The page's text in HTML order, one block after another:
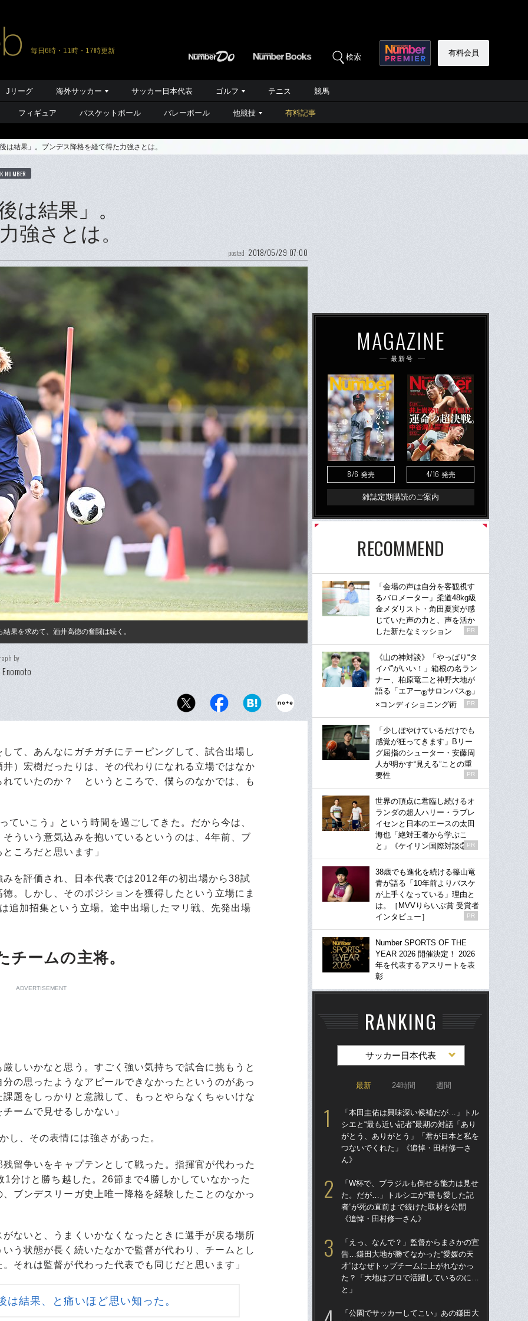
毎日6時・11時・17時更新
検索 有料会員
Jリーグ 海外サッカー サッカー日本代表 ゴルフ テニス 競馬
フィギュア バスケットボール バレーボール 他競技 有料記事
は結果」。ブンデス降格を経て得た力強さとは。
NUMBER
は結果」。
強さとは。
posted 2018/05/29 07:00
果を求めて、酒井高徳の奮闘は続く。
by
Enomoto
て、あんなにガチガチにテーピングして、試合出場し
）宏樹だったりは、その代わりになれる立場ではなか
ていたのか？ というところで、僕らのなかでは、も
いこう』という時間を過ごしてきた。だから今は、
ういう意気込みを抱いているというのは、4年前、ブ
ころだと思います」
を評価され、日本代表では2012年の初出場から38試
。しかし、そのポジションを獲得したという立場にま
追加招集という立場。途中出場したマリ戦、先発出場
チームの主将。
ADVERTISEMENT
しいかなと思う。すごく強い気持ちで試合に挑もうと
の思ったようなアピールできなかったというのがあっ
題をしっかりと意識して、もっとやらなくちゃいけな
ームで見せるしかない」
、その表情には強さがあった。
留争いをキャプテンとして戦った。指揮官が代わった
分けと勝ち越した。26節まで4勝しかしていなかった
ブンデスリーガ史上唯一降格を経験したことのなかっ
ないと、うまくいかなくなったときに選手が戻る場所
う状態が長く続いたなかで監督が代わり、チームとし
それは監督が代わった代表でも同じだと思います」
結果、と痛いほど思い知った。
MAGAZINE
最新号
8/6 発売 4/16 発売
雑誌定期購読のご案内
RECOMMEND
「会場の声は自分を客観視す
るバロメーター」柔道48kg級
金メダリスト・角田夏実が感
じていた声の力と、声を活か
した新たなミッション
PR
《山の神対談》「やっぱり“タ
イパ”がいい！」箱根の名ラン
ナー、柏原竜二と神野大地が
語る「エアー®サロンパス® 」
×コンディショニング術
PR
「少しぼやけているだけでも
感覚が狂ってきます」Bリー
グ屈指のシューター・安藤周
人が明かす“見える”ことの重
要性
PR
世界の頂点に君臨し続けるオ
ランダの超人ハリー・ラブレ
イセンと日本のエースの太田
海也「絶対王者から学ぶこ
と」《ケイリン国際対談②》
PR
38歳でも進化を続ける篠山竜
青が語る「10年前よりバスケ
が上手くなっている」理由と
は。［MVVりらいぶ賞 受賞者
インタビュー］
PR
Number SPORTS OF THE
YEAR 2026 開催決定！ 2026
年を代表するアスリートを表
彰
RANKING
サッカー日本代表
最新 24時間 週間
「本田圭佑は興味深い候補だが…」トル
シエと“最も近い記者”最期の対話「あり
がとう、ありがとう」「君が日本と私を
つないでくれた」《追悼・田村修一さ
ん》
「W杯で、ブラジルも倒せる能力は見せ
た。だが…」トルシエが“最も愛した記
者”が死の直前まで続けた取材を公開
《追悼・田村修一さん》
「えっ、なんで？」監督からまさかの宣
告…鎌田大地が勝てなかった“愛媛の天
才”はなぜトップチームに上がれなかっ
た？「大地はプロで活躍しているのに…
と」
「公園でサッカーしてこい」あの鎌田大